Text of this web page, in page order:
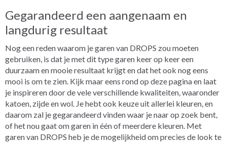
Gegarandeerd een aangenaam en
langdurig resultaat
Nog een reden waarom je garen van DROPS zou moeten
gebruiken, is dat je met dit type garen keer op keer een
duurzaam en mooie resultaat krijgt en dat het ook nog eens
mooi is om te zien. Kijk maar eens rond op deze pagina en laat
je inspireren door de vele verschillende kwaliteiten, waaronder
katoen, zijde en wol. Je hebt ook keuze uit allerlei kleuren, en
daarom zal je gegarandeerd vinden waar je naar op zoek bent,
of het nou gaat om garen in één of meerdere kleuren. Met
garen van DROPS heb je de mogelijkheid om precies de look te